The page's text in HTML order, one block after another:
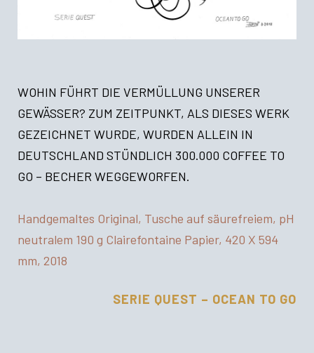
WOHIN FÜHRT DIE VERMÜLLUNG UNSERER
GEWÄSSER? ZUM ZEITPUNKT, ALS DIESES WERK
GEZEICHNET WURDE, WURDEN ALLEIN IN
DEUTSCHLAND STÜNDLICH 300.000 COFFEE TO
GO – BECHER WEGGEWORFEN.
Handgemaltes Original, Tusche auf säurefreiem, pH
neutralem 190 g Clairefontaine Papier, 420 X 594
mm, 2018
SERIE QUEST – OCEAN TO GO